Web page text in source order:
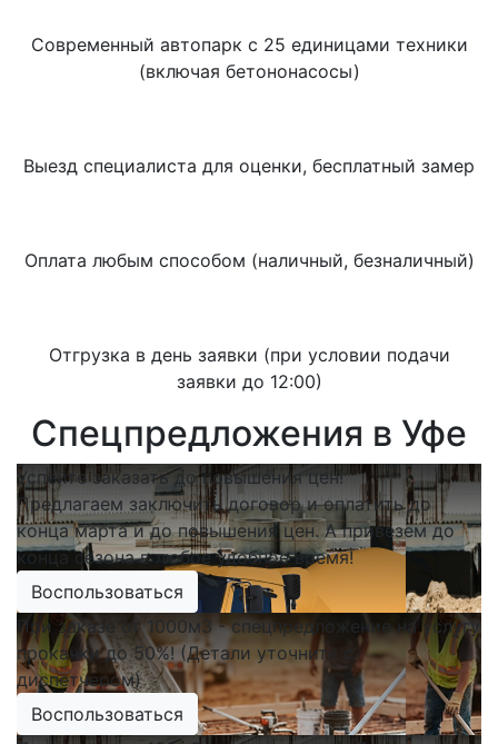
Современный автопарк с 25 единицами техники
(включая бетононасосы)
Выезд специалиста для оценки, бесплатный замер
Оплата любым способом (наличный, безналичный)
Отгрузка в день заявки (при условии подачи
заявки до 12:00)
Спецпредложения в Уфе
Успейте заказать до повышения цен!
Предлагаем заключить договор и оплатить до
конца марта и до повышения цен. А привезем до
конца сезона в любое удобное время!
Воспользоваться
При заказе от 1000м3 - спецпредложение на услугу
прокачки до 50%! (Детали уточните с
диспетчером)
Воспользоваться